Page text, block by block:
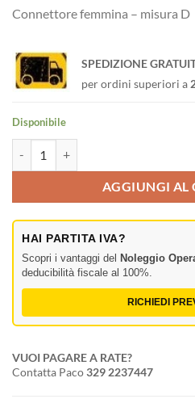
Connettore femmina – misura D
SPEDIZIONE
per ordini superiori a
Disponibile
AGGIUNGI AL
HAI PARTITA IVA?
Scopri i vantaggi del Noleggio
deducibilità fiscale al 100%.
RICHIEDI
VUOI PAGARE A RATE?
Contatta Paco329 2237447